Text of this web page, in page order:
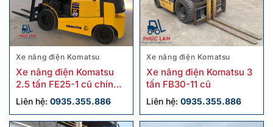
Xe nâng điện Komatsu
Xe nâng điện Komatsu
2.5 tấn FE25-1 cũ chính
hãng giá tốt
Liên hệ: 0935.355.886
Xe nâng điện Komatsu
Xe nâng điện Komatsu 3
tấn FB30-11 cũ
Liên hệ: 0935.355.886